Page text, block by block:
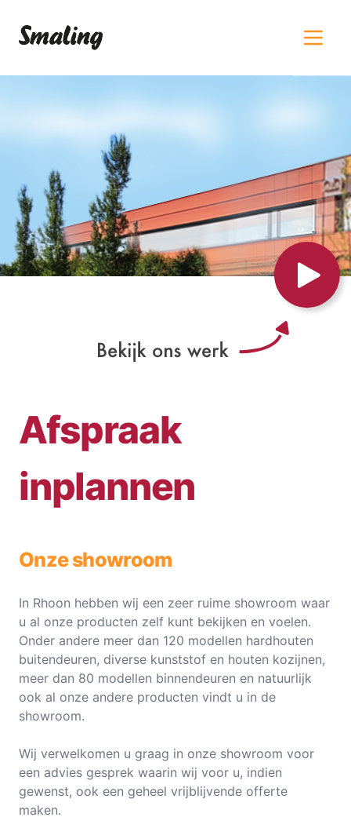
Afspraak
inplannen
Onze showroom
In Rhoon hebben wij een zeer ruime showroom waar
u al onze producten zelf kunt bekijken en voelen.
Onder andere meer dan 120 modellen hardhouten
buitendeuren, diverse kunststof en houten kozijnen,
meer dan 80 modellen binnendeuren en natuurlijk
ook al onze andere producten vindt u in de
showroom.
Wij verwelkomen u graag in onze showroom voor
een advies gesprek waarin wij voor u, indien
gewenst, ook een geheel vrijblijvende offerte
maken.